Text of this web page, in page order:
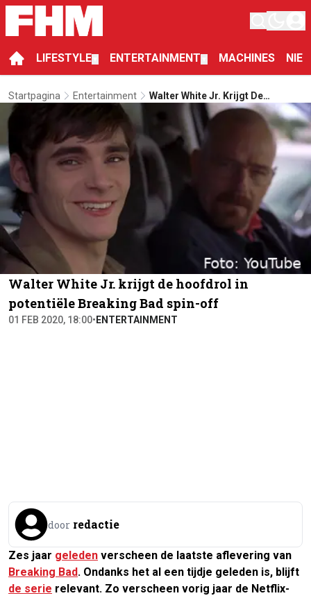
LIFESTYLE ENTERTAINMENT MACHINES
Startpagina Entertainment
Walter White Jr. Krijgt De
Hoofdrol In Potentiële Breaking
Bad Spin-Off
Walter White Jr. krijgt de hoofdrol in
potentiële Breaking Bad spin-off
01 FEB 2020, 18:00• ENTERTAINMENT
door redactie
Zes jaar geleden verscheen de laatste aflevering van
Breaking Bad. Ondanks het al een tijdje geleden is, blijft
de serie relevant. Zo verscheen vorig jaar de Netflix-